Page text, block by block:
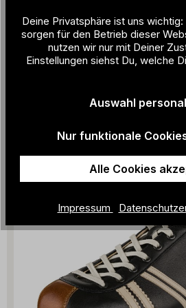
Stiefelette
289,00 €
Deine Privatsphäre ist uns
sorgen für den Betrieb dieser
nutzen wir nur mit Deiner
Einstellungen siehst Du, welche
Auswahl
Nur funktionale
Alle Cookies
Impressum